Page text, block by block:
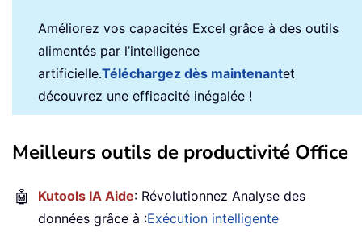
Améliorez vos capacités Excel grâce à des outils
alimentés par l’intelligence
artificielle.Téléchargez dès maintenantet
découvrez une efficacité inégalée !
Meilleurs outils de productivité Office
🤖 Kutools IA Aide: Révolutionnez Analyse des
données grâce à :Exécution intelligente